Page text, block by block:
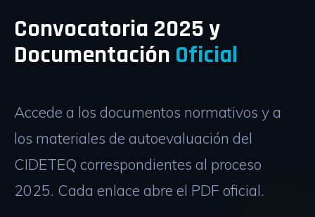
Convocatoria 2025 y
Documentación Oficial
Accede a los documentos normativos y a
los materiales de autoevaluación del
CIDETEQ correspondientes al proceso
2025. Cada enlace abre el PDF oficial.